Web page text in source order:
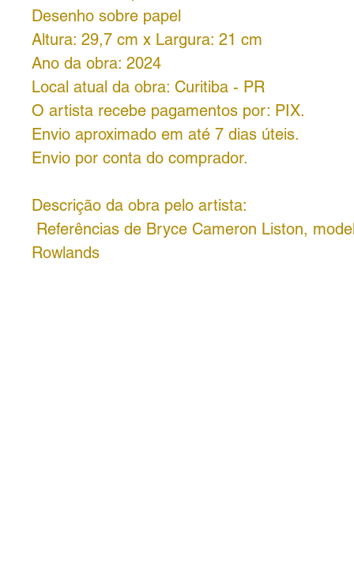
Desenho sobre papel
Altura: 29,7 cm x Largura: 21 cm
Ano da obra: 2024
Local atual da obra: Curitiba - PR
O artista recebe pagamentos por: PIX.
Envio aproximado em até 7 dias úteis.
Envio por conta do comprador.
Descrição da obra pelo artista:
Referências de Bryce Cameron Liston,
Rowlands